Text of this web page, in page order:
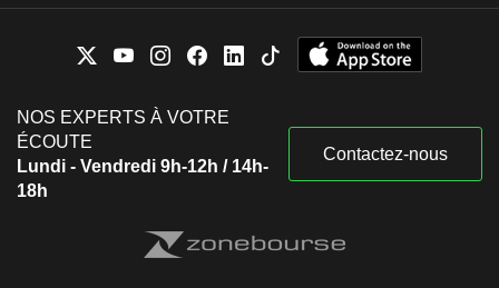
NOS EXPERTS À VOTRE
ÉCOUTE
Lundi - Vendredi 9h-12h / 14h-
18h
Contactez-nous